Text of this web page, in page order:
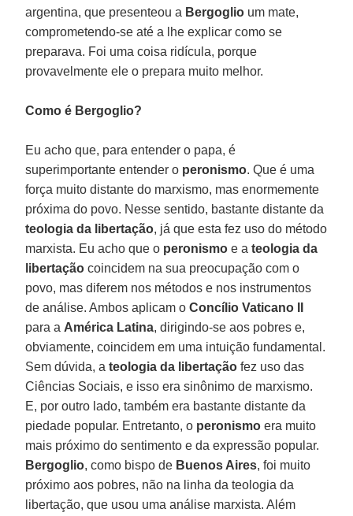
argentina, que presenteou a Bergoglio um mate,
comprometendo-se até a lhe explicar como se
preparava. Foi uma coisa ridícula, porque
provavelmente ele o prepara muito melhor.
Como é Bergoglio?
Eu acho que, para entender o papa, é
superimportante entender o peronismo. Que é uma
força muito distante do marxismo, mas enormemente
próxima do povo. Nesse sentido, bastante distante da
teologia da libertação, já que esta fez uso do método
marxista. Eu acho que o peronismo e a teologia da
libertação coincidem na sua preocupação com o
povo, mas diferem nos métodos e nos instrumentos
de análise. Ambos aplicam oConcílio Vaticano II
para a América Latina, dirigindo-se aos pobres e,
obviamente, coincidem em uma intuição fundamental.
Sem dúvida, ateologia da libertação fez uso das
Ciências Sociais, e isso era sinônimo de marxismo.
E, por outro lado, também era bastante distante da
piedade popular. Entretanto, o peronismo era muito
mais próximo do sentimento e da expressão popular.
Bergoglio, como bispo de Buenos Aires, foi muito
próximo aos pobres, não na linha da teologia da
libertação, que usou uma análise marxista. Além